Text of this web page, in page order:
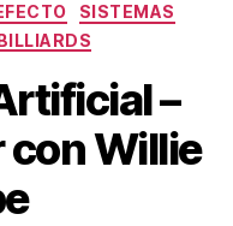
SISTEMAS
–
con Willie